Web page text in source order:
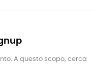
A questo scopo, cerca